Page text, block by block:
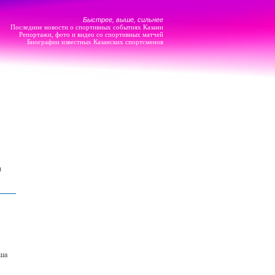
Быстрее, выше, сильнее
Последние новости о спортивных событиях Казани
Репортажи, фото и видео со спортивных матчей
Биографии известных Казанских спортсменов